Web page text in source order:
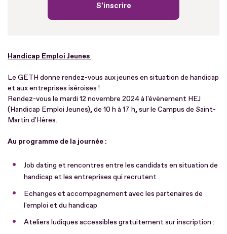
S'inscrire
Handicap Emploi Jeunes
Le GETH donne rendez-vous aux jeunes en situation de handicap
et aux entreprises iséroises !
Rendez-vous le mardi 12 novembre 2024 à l'évènement HEJ
(Handicap Emploi Jeunes), de 10 h à 17 h, sur le Campus de Saint-
Martin d'Hères.
Au programme de la journée :
Job dating et rencontres entre les candidats en situation de
handicap et les entreprises qui recrutent
Echanges et accompagnement avec les partenaires de
l'emploi et du handicap
Ateliers ludiques accessibles gratuitement sur inscription :